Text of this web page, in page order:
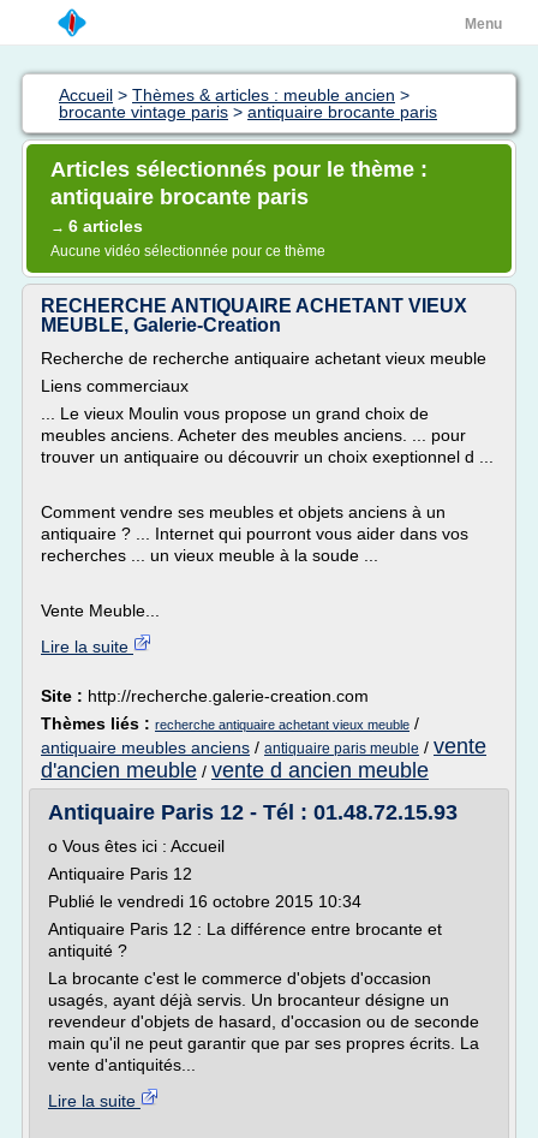
Menu
Accueil > Thèmes & articles : meuble ancien >
brocante vintage paris > antiquaire brocante paris
Articles sélectionnés pour le thème :
antiquaire brocante paris
→ 6 articles
Aucune vidéo sélectionnée pour ce thème
RECHERCHE ANTIQUAIRE ACHETANT VIEUX
MEUBLE, Galerie-Creation
Recherche de recherche antiquaire achetant vieux meuble
Liens commerciaux
... Le vieux Moulin vous propose un grand choix de
meubles anciens. Acheter des meubles anciens. ... pour
trouver un antiquaire ou découvrir un choix exeptionnel d ...
Comment vendre ses meubles et objets anciens à un
antiquaire ? ... Internet qui pourront vous aider dans vos
recherches ... un vieux meuble à la soude ...
Vente Meuble...
Lire la suite
Site : http://recherche.galerie-creation.com
Thèmes liés : recherche antiquaire achetant vieux meuble /
antiquaire meubles anciens / antiquaire paris meuble / vente
d'ancien meuble / vente d ancien meuble
Antiquaire Paris 12 - Tél : 01.48.72.15.93
o Vous êtes ici : Accueil
Antiquaire Paris 12
Publié le vendredi 16 octobre 2015 10:34
Antiquaire Paris 12 : La différence entre brocante et
antiquité ?
La brocante c'est le commerce d'objets d'occasion
usagés, ayant déjà servis. Un brocanteur désigne un
revendeur d'objets de hasard, d'occasion ou de seconde
main qu'il ne peut garantir que par ses propres écrits. La
vente d'antiquités...
Lire la suite